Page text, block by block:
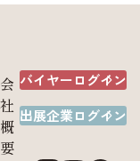
会
社
概
要
バイヤーログイン
出展企業ログイン